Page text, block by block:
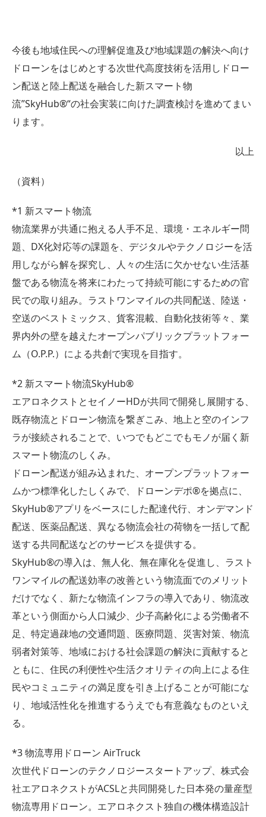
今後も地域住民への理解促進及び地域課題の解決へ向け
ドローンをはじめとする次世代高度技術を活用しドロー
ン配送と陸上配送を融合した新スマート物
流”SkyHub®“の社会実装に向けた調査検討を進めてまい
ります。
以上
（資料）
*1 新スマート物流
物流業界が共通に抱える人手不足、環境・エネルギー問
題、DX化対応等の課題を、デジタルやテクノロジーを活
用しながら解を探究し、人々の生活に欠かせない生活基
盤である物流を将来にわたって持続可能にするための官
民での取り組み。ラストワンマイルの共同配送、陸送・
空送のベストミックス、貨客混載、自動化技術等々、業
界内外の壁を越えたオープンパブリックプラットフォー
ム（O.P.P.）による共創で実現を目指す。
*2 新スマート物流SkyHub®︎
エアロネクストとセイノーHDが共同で開発し展開する、
既存物流とドローン物流を繋ぎこみ、地上と空のインフ
ラが接続されることで、いつでもどこでもモノが届く新
スマート物流のしくみ。
ドローン配送が組み込まれた、オープンプラットフォー
ムかつ標準化したしくみで、ドローンデポ®︎を拠点に、
SkyHub®アプリをベースにした配達代行、オンデマンド
配送、医薬品配送、異なる物流会社の荷物を一括して配
送する共同配送などのサービスを提供する。
SkyHub®の導入は、無人化、無在庫化を促進し、ラスト
ワンマイルの配送効率の改善という物流面でのメリット
だけでなく、新たな物流インフラの導入であり、物流改
革という側面から人口減少、少子高齢化による労働者不
足、特定過疎地の交通問題、医療問題、災害対策、物流
弱者対策等、地域における社会課題の解決に貢献すると
ともに、住民の利便性や生活クオリティの向上による住
民やコミュニティの満足度を引き上げることが可能にな
り、地域活性化を推進するうえでも有意義なものといえ
る。
*3 物流専用ドローン AirTruck
次世代ドローンのテクノロジースタートアップ、株式会
社エアロネクストがACSLと共同開発した日本発の量産型
物流専用ドローン。エアロネクスト独自の機体構造設計